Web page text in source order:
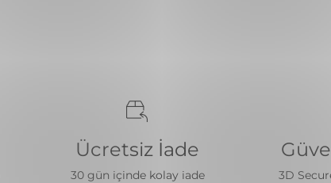
Ücretsiz İade
30 gün içinde kolay iade 3D